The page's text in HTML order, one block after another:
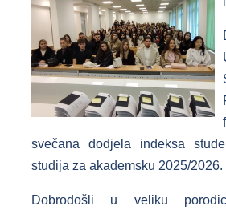
svečana dodjela indeksa
studija za akademsku 2025/2026.
Dobrodošli u veliku